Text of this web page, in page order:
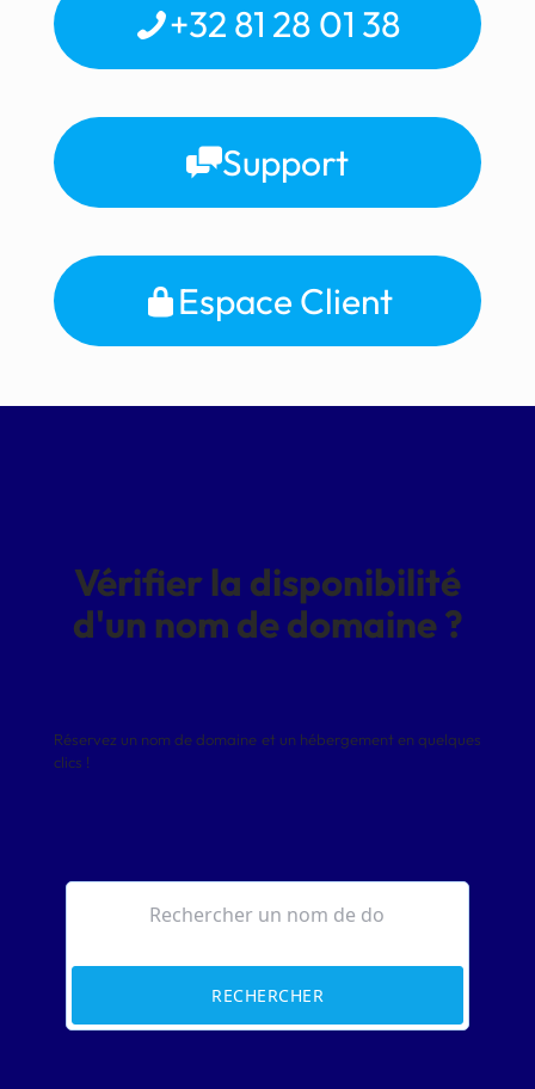
+32 81 28 01 38
Support
Espace Client
Vérifier la disponibilité
d'un nom de domaine ?
Réservez un nom de domaine et un hébergement en quelques
clics !
RECHERCHER